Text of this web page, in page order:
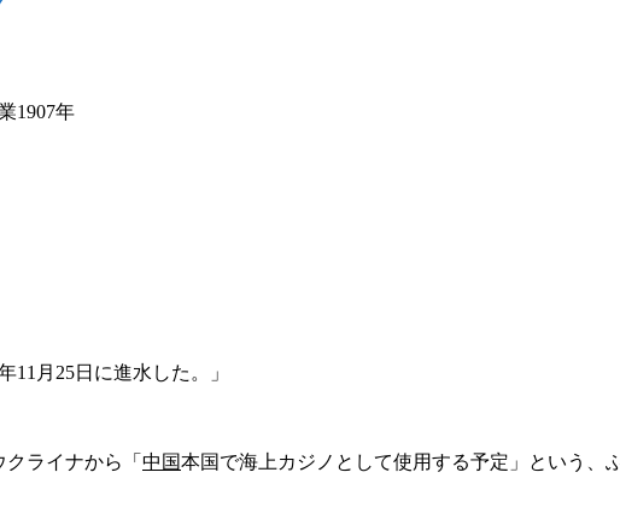
1907年
月25日に進水した。」
ライナから「 中国本国で海上カジノとして使用する予定」という、